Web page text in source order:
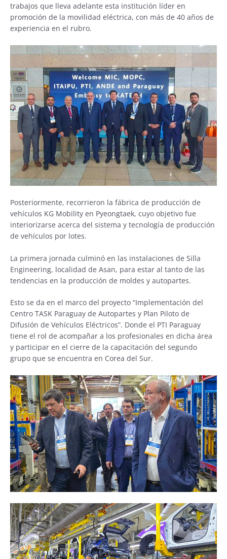
trabajos que lleva adelante esta institución líder en
promoción de la movilidad eléctrica, con más de 40 años de
experiencia en el rubro.
Posteriormente, recorrieron la fábrica de producción de
vehículos KG Mobility en Pyeongtaek, cuyo objetivo fue
interiorizarse acerca del sistema y tecnología de producción
de vehículos por lotes.
La primera jornada culminó en las instalaciones de Silla
Engineering, localidad de Asan, para estar al tanto de las
tendencias en la producción de moldes y autopartes.
Esto se da en el marco del proyecto “Implementación del
Centro TASK Paraguay de Autopartes y Plan Piloto de
Difusión de Vehículos Eléctricos”. Donde el PTI Paraguay
tiene el rol de acompañar a los profesionales en dicha área
y participar en el cierre de la capacitación del segundo
grupo que se encuentra en Corea del Sur.